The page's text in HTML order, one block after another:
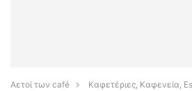
Αετοί των café
Καφετέριες, Καφενεία,